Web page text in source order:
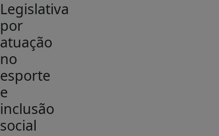
Legislativa
por
atuação
no
esporte
e
inclusão
social